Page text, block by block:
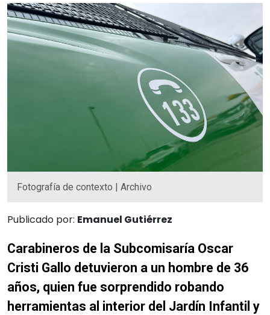
Fotografía de contexto | Archivo
Publicado por: Emanuel Gutiérrez
Carabineros de la Subcomisaría Oscar
Cristi Gallo detuvieron a un hombre de 36
años, quien fue sorprendido robando
herramientas al interior del Jardín Infantil y